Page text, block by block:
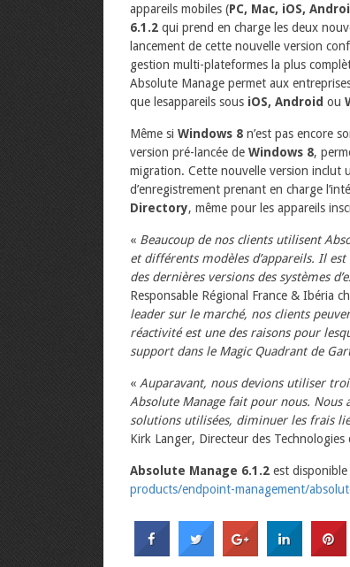
appareils mobiles (PC, Mac, iOS,
6.1.2 qui prend en charge les deux
lancement de cette nouvelle version
gestion multi-plateformes la plus
Absolute Manage permet aux
que lesappareils sous iOS, Android ou
Même si Windows 8 n’est pas encore
version pré-lancée de Windows 8,
migration. Cette nouvelle version inclut
d’enregistrement prenant en charge
Directory, même pour les appareils
« Beaucoup de nos clients utilisent
et différents modèles d’appareils. Il
des dernières versions des systèmes
Responsable Régional France & Ibéria
leader sur le marché, nos clients
réactivité est une des raisons pour
support dans le Magic Quadrant de
« Auparavant, nous devions utiliser
Absolute Manage fait pour nous.
solutions utilisées, diminuer les frais
Kirk Langer, Directeur des Technologies
Absolute Manage 6.1.2 est
products/endpoint-management/